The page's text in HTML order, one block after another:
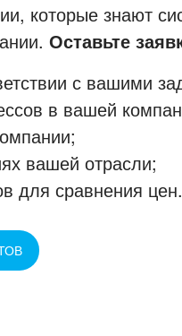
которые знают
Оставьте
с вашими
в вашей
вашей отрасли;
для сравнения цен.